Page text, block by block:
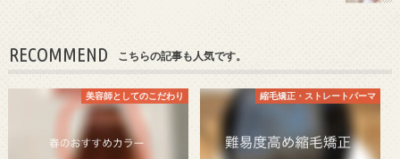
RECOMMEND こちらの記事も人気です。
美容師としてのこだわり 縮毛矯正・ストレートパーマ